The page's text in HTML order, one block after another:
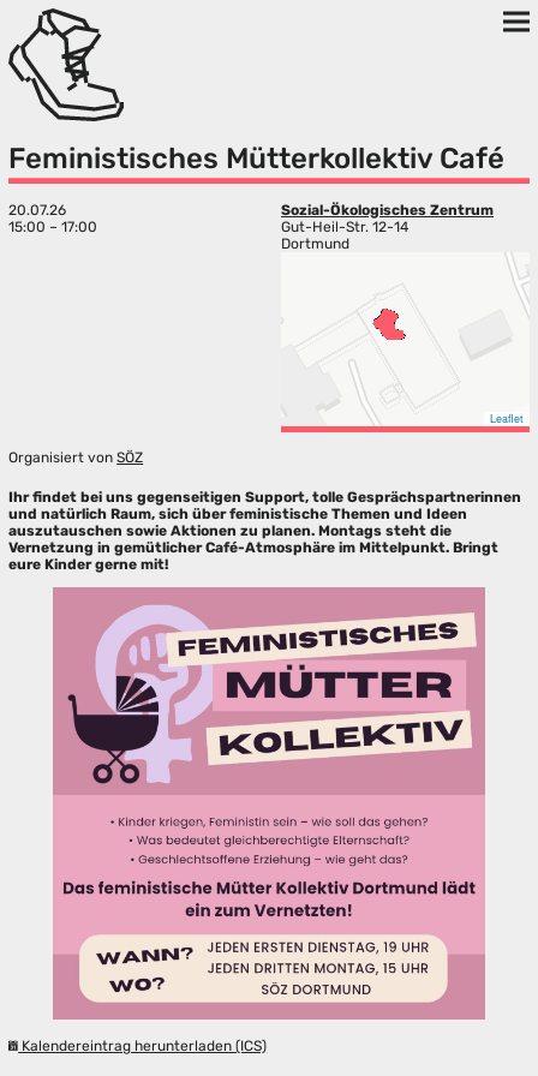
Feministisches Mütterkollektiv Café
20.07.26
15:00 – 17:00
Sozial-Ökologisches Zentrum
Gut-Heil-Str. 12-14
Dortmund
Leaflet
Organisiert vonSÖZ
Ihr findet bei uns gegenseitigen Support, tolle Gesprächspartnerinnen
und natürlich Raum, sich über feministische Themen und Ideen
auszutauschen sowie Aktionen zu planen. Montags steht die
Vernetzung in gemütlicher Café-Atmosphäre im Mittelpunkt. Bringt
eure Kinder gerne mit!
Kalendereintrag herunterladen (ICS)